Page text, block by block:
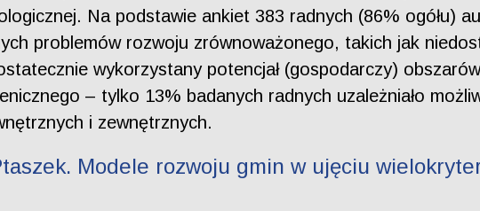
Na podstawie ankiet 383 radnych (86% ogółu)
problemów rozwoju zrównoważonego, takich jak
wykorzystany potencjał (gospodarczy)
– tylko 13% badanych radnych uzależniało
i zewnętrznych.
Modele rozwoju gmin w ujęciu